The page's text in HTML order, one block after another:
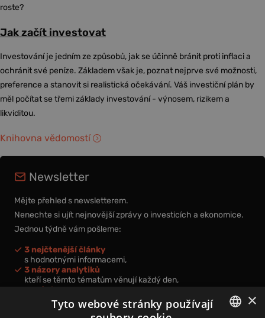
roste?
Jak začít investovat
Investování je jedním ze způsobů, jak se účinně bránit proti inflaci a
ochránit své peníze. Základem však je, poznat nejprve své možnosti,
preference a stanovit si realistická očekávání. Váš investiční plán by
měl počítat se třemi základy investování - výnosem, rizikem a
likviditou.
Knihovna vědomostí
Newsletter
Mějte přehled s newsletterem.
Nenechte si ujít nejnovější zprávy o investicích a ekonomice.
Jednou týdně vám pošleme:
3 nejčtenější články
s hodnotnými informacemi,
3 názory analytiků
kteří se těmto tématům věnují každý den,
nová videa a podcasty
k prohloubení vašich znalostí.
×
Tyto webové stránky používají